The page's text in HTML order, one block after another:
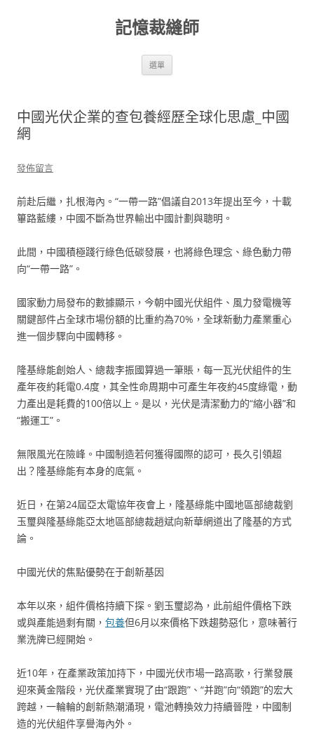
記憶裁縫師
選單
中國光伏企業的查包養經歷全球化思慮_中國
網
發佈留言
前赴后繼，扎根海內。“一帶一路”倡議自2013年提出至今，十載
篳路藍縷，中國不斷為世界輸出中國計劃與聰明。
此間，中國積極踐行綠色低碳發展，也將綠色理念、綠色動力帶
向“一帶一路”。
國家動力局發布的數據顯示，今朝中國光伏組件、風力發電機等
關鍵部件占全球市場份額的比重約為70%，全球新動力產業重心
進一個步驟向中國轉移。
隆基綠能創始人、總裁李振國算過一筆賬，每一瓦光伏組件的生
產年夜約耗電0.4度，其全性命周期中可產生年夜約45度綠電，動
力產出是耗費的100倍以上。是以，光伏是清潔動力的“縮小器”和
“搬運工”。
無限風光在險峰。中國制造若何獲得國際的認可，長久引領超
出？隆基綠能有本身的底氣。
近日，在第24屆亞太電協年夜會上，隆基綠能中國地區部總裁劉
玉璽與隆基綠能亞太地區部總裁趙斌向新華網道出了隆基的方式
論。
中國光伏的焦點優勢在于創新基因
本年以來，組件價格持續下探。劉玉璽認為，此前組件價格下跌
或與產能過剩有關， 包養但6月以來價格下跌趨勢惡化，意味著行
業洗牌已經開始。
近10年，在產業政策加持下，中國光伏市場一路高歌，行業發展
迎來黃金階段，光伏產業實現了由“跟跑”、“并跑”向“領跑”的宏大
跨越，一輪輪的創新熱潮涌現，電池轉換效力持續晉陞，中國制
造的光伏組件享譽海內外。